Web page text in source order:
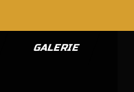
GALERIE